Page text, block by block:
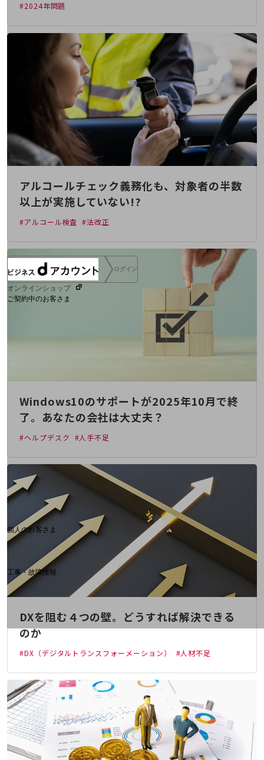
電子公告
基礎的電気通信役務損益明細表
採用情報TOP
経験者採用
障がい者採用
人材育成制度
広告・協賛
広告
NTTドコモグループ
ログイン
オンラインショップ
ご契約中のお客さま
Web明細(ビリングステーション)
料金分析(ご利用料金管理サービス)
Web明細(My docomo)
個人のお客さま
NTTドコモ
OCNなど
工事・故障情報
お客さまサポートサイト
NTTドコモ 通信障害情報
#2024年問題
アルコールチェック義務化も、対象者の半数
以上が実施していない!?
#アルコール検査 #法改正
Windows10のサポートが2025年10月で終
了。あなたの会社は大丈夫？
#ヘルプデスク #人手不足
DXを阻む４つの壁。どうすれば解決できる
のか
#DX（デジタルトランスフォーメーション） #人材不足